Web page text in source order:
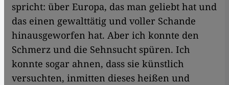
spricht: über Europa, das man geliebt hat und
das einen gewalttätig und voller Schande
hinausgeworfen hat. Aber ich konnte den
Schmerz und die Sehnsucht spüren. Ich
konnte sogar ahnen, dass sie künstlich
versuchten, inmitten dieses heißen und